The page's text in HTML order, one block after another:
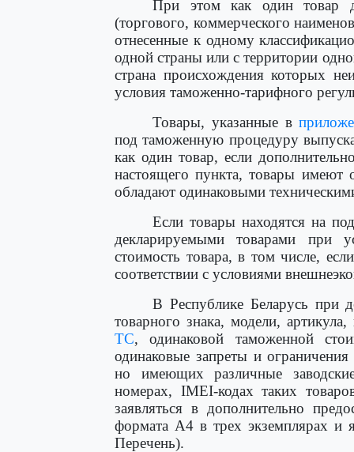
При этом как один товар
(торгового, коммерческого
отнесенные к одному
одной страны или с территории
страна происхождения которых
условия таможенно-тарифного
Товары, указанные в
под таможенную процедуру
как один товар, если
настоящего пункта, товары имеют
обладают одинаковыми
Если товары находятся на
декларируемыми товарами при
стоимость товара, в том числе,
соответствии с условиями
В Республике Беларусь при
товарного знака, модели,
ТС, одинаковой таможенной
одинаковые запреты и
но имеющих различные
номерах, IMEI-кодах таких
заявляться в дополнительно
формата A4 в трех экземплярах и
Перечень).